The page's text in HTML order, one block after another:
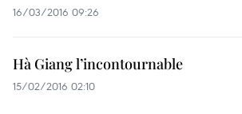
16/03/2016 09:26
Hà Giang l’incontournable
15/02/2016 02:10